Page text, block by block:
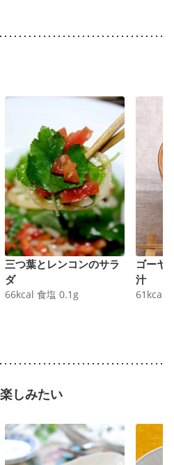
三つ葉とレンコンのサラ
ダ
66kcal 食塩 0.1 g
ゴーヤ
汁
61 kcal
しみたい